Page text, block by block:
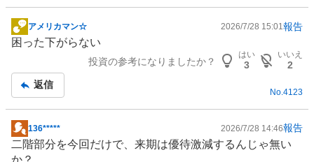
掲
示
事
アメリカマン☆ 2026/7/28 15:01報告
困った下がらない
投資の参考になりましたか？
はい
3
いいえ
2
返信
No. 4123
掲
示
136***** 2026/7/28 14:46報告
二階部分を今回だけで、来期は優待激減するんじゃ無い
か？